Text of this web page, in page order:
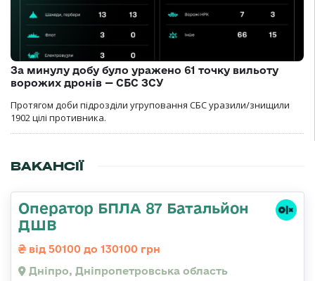
За минулу добу було уражено 61 точку вильоту
ворожих дронів — СБС ЗСУ
Протягом доби підрозділи угруповання СБС уразили/знищили
1902 цілі противника.
ВАКАНСІЇ
Оператор БПЛА 87 Батальйон
ДШВ
від 50100 до 130100 грн
Дніпро, Дніпропетровська область